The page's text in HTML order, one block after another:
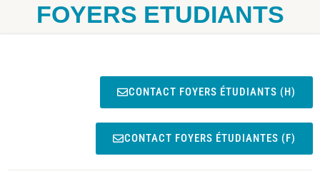
FOYERS ETUDIANTS
CONTACT FOYERS ÉTUDIANTS (H)
CONTACT FOYERS ÉTUDIANTES (F)